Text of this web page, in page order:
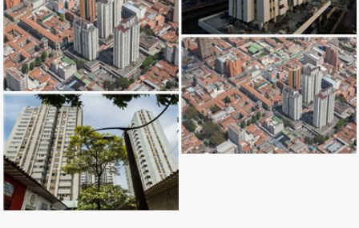
Ingresar